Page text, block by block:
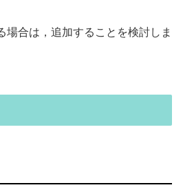
場合は，追加することを検討しま